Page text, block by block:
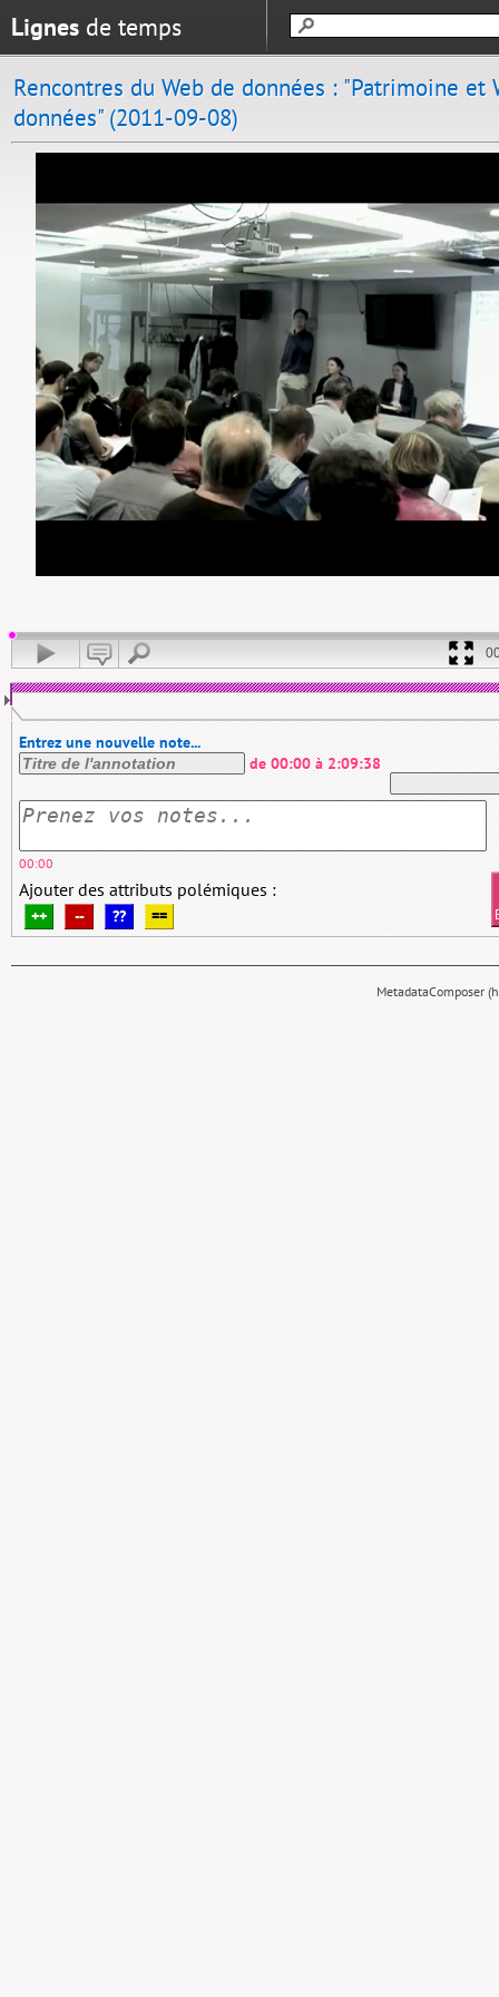
Lignes de temps
Rencontres du Web de données : "Patrimoine et
données" (2011-09-08)
Entrez une nouvelle note...
de 00:00 à 2:09:38
00:00
Ajouter des attributs polémiques :
++ -- ?? ==
MetadataComposer